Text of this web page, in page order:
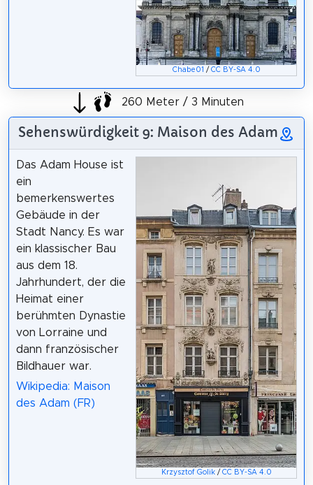
Chabe01 / CC BY-SA 4.0
260 Meter / 3 Minuten
Sehenswürdigkeit 9: Maison des Adam
Krzysztof Golik/ CC BY-SA 4.0
Das Adam House ist
ein
bemerkenswertes
Gebäude in der
Stadt Nancy. Es war
ein klassischer Bau
aus dem 18.
Jahrhundert, der die
Heimat einer
berühmten Dynastie
von Lorraine und
dann französischer
Bildhauer war.
Wikipedia: Maison
des Adam (FR)